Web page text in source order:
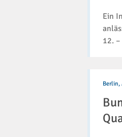
Medizin
bleiben?
Ein
12.
schafft
Richtlinie
Berlin,